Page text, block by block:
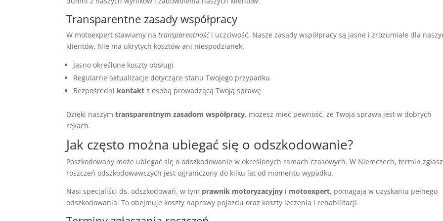
Transparentne zasady współpracy
W motoexpert stawiamy natransparentnośći uczciwość. Nasze zasady współpracy są jasne i zrozumiałe dla
klientów. Nie ma ukrytych kosztów ani niespodzianek.
Jasno określone koszty obsługi
Regularne aktualizacje dotyczące stanu Twojego przypadku
Bezpośredni kontakt z osobą prowadzącą Twoją sprawę
Dzięki naszymtransparentnym zasadom współpracy, możesz mieć pewność, że Twoja sprawa jest w dobrych
rękach.
Jak często można ubiegać się o odszkodowanie?
Poszkodowany może ubiegać się o odszkodowanie w określonych ramach czasowych. W Niemczech, termin
roszczeń odszkodowawczych jest ograniczony do kilku lat od momentu wypadku.
Nasi specjaliści ds. odszkodowań, w tym prawnik motoryzacyjny i motoexpert, pomagają w uzyskaniu pełnego
odszkodowania. To obejmuje koszty naprawy pojazdu oraz koszty leczenia i rehabilitacji.